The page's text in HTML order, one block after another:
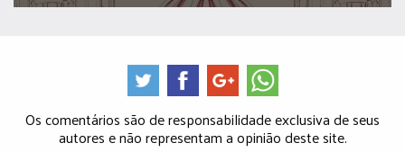
Os comentários são de responsabilidade exclusiva de seus
autores e não representam a opinião deste site.